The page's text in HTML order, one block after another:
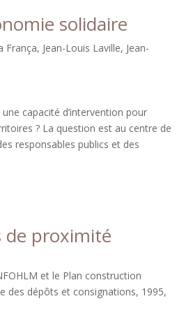
solidaire
Jean-Louis Laville, Jean-
capacité d’intervention pour
? La question est au centre de
responsables publics et des
de proximité
et le Plan construction
des dépôts et consignations, 1995,